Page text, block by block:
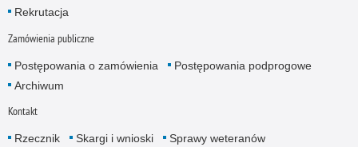
Rekrutacja
Zamówienia publiczne
Postępowania o zamówienia
Postępowania podprogowe
Archiwum
Kontakt
Rzecznik Skargi i wnioski Sprawy weteranów